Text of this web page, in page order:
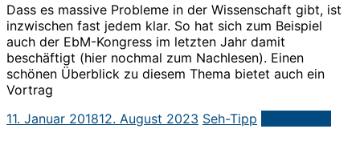
Dass es massive Probleme in der Wissenschaft gibt, ist
inzwischen fast jedem klar. So hat sich zum Beispiel
auch der EbM-Kongress im letzten Jahr damit
beschäftigt (hier nochmal zum Nachlesen). Einen
schönen Überblick zu diesem Thema bietet auch ein
Vortrag
11. Januar 201812. August 2023 Seh-Tipp